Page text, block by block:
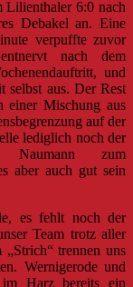
Lilienthaler 6:0 nach
Debakel an. Eine
verpuffte zuvor
nach dem
und
selbst aus. Der Rest
einer Mischung aus
auf der
lediglich noch der
Naumann zum
aber auch gut sein
es fehlt noch der
Team trotz aller
trennen uns
Wernigerode und
im Harz bereits ein